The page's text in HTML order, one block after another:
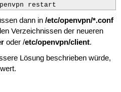
restart
dann in /etc/openvpn/*.conf
Verzeichnissen der neueren
oder /etc/openvpn/client.
Lösung beschrieben würde,